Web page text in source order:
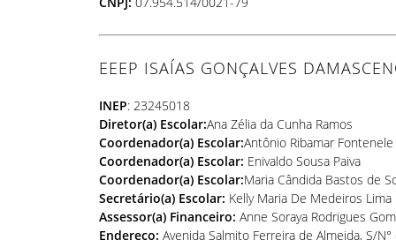
EEEP ISAÍAS GONÇALVES
INEP: 23245018
Diretor(a) Escolar:Ana Zélia da Cunha Ramos
Coordenador(a) Escolar:Antônio Ribamar Fontenele
Coordenador(a) Escolar: Enivaldo Sousa Paiva
Coordenador(a) Escolar:Maria Cândida Bastos de
Secretário(a) Escolar: Kelly Maria De Medeiros Lima
Assessor(a) Financeiro: Anne Soraya Rodrigues
Endereço: Avenida Salmito Ferreira de Almeida, S/